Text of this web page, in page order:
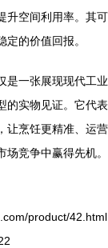
升空间利用率。其可
的价值回报。
是一张展现现代工业
的实物见证。它代表
让烹饪更精准、运营
竞争中赢得先机。
product/42.html